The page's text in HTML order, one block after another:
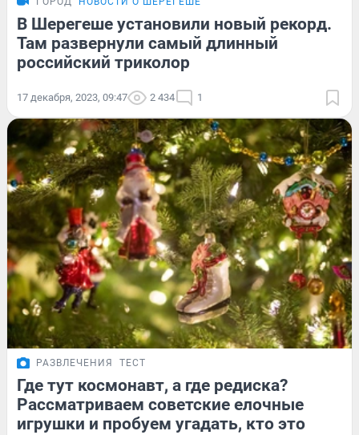
В Шерегеше установили новый рекорд.
Там развернули самый длинный
российский триколор
17 декабря, 2023, 09:47 2 434 1
РАЗВЛЕЧЕНИЯ ТЕСТ
Где тут космонавт, а где редиска?
Рассматриваем советские елочные
игрушки и пробуем угадать, кто это